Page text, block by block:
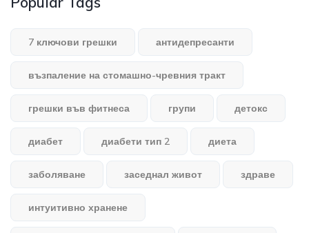
7 ключови грешки антидепресанти
възпаление на стомашно-чревния тракт
грешки във фитнеса групи детокс
диабет диабети тип 2 диета
заболяване заседнал живот здраве
интуитивно хранене